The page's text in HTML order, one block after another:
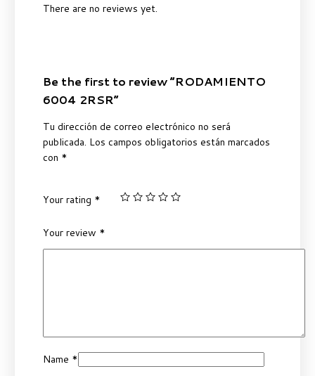
There are no reviews yet.
Be the first to review “RODAMIENTO
6004 2RSR”
Tu dirección de correo electrónico no será
publicada. Los campos obligatorios están marcados
con *
Your rating *
Your review *
Name *